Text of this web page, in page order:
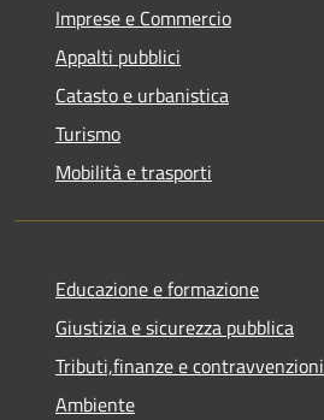
Imprese e Commercio
Appalti pubblici
Catasto e urbanistica
Turismo
Mobilità e trasporti
Educazione e formazione
Giustizia e sicurezza pubblica
Tributi,finanze e contravvenzioni
Ambiente